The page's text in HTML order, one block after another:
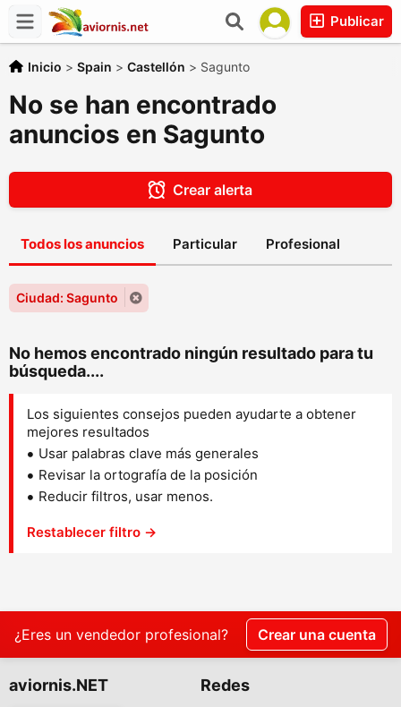
Publicar
Inicio > Spain > Castellón > Sagunto
No se han encontrado
anuncios en Sagunto
Crear alerta
Todos los anuncios Particular Profesional
Ciudad: Sagunto
No hemos encontrado ningún resultado para tu
búsqueda....
Los siguientes consejos pueden ayudarte a obtener
mejores resultados
Usar palabras clave más generales
Revisar la ortografía de la posición
Reducir filtros, usar menos.
Restablecer filtro →
¿Eres un vendedor profesional? Crear una cuenta
aviornis.NET Redes